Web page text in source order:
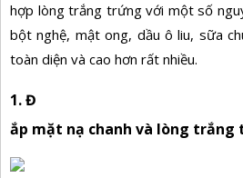
hợp lòng trắng trứng với một số
bột nghệ, mật ong, dầu ô liu, sữa
toàn diện và cao hơn rất nhiều.
1. Đ
ắp mặt nạ chanh và lòng trắng